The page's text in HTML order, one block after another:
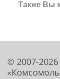
Также Вы
© 2007-